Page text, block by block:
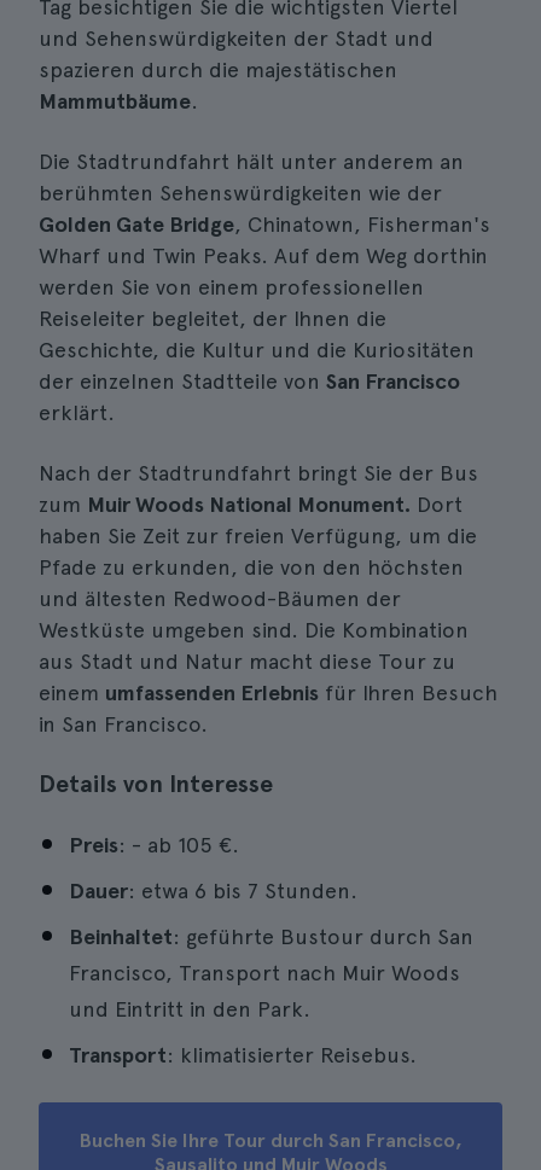
Tag besichtigen Sie die wichtigsten Viertel
und Sehenswürdigkeiten der Stadt und
spazieren durch die majestätischen
Mammutbäume.
Die Stadtrundfahrt hält unter anderem an
berühmten Sehenswürdigkeiten wie der
Golden Gate Bridge, Chinatown, Fisherman's
Wharf und Twin Peaks. Auf dem Weg dorthin
werden Sie von einem professionellen
Reiseleiter begleitet, der Ihnen die
Geschichte, die Kultur und die Kuriositäten
der einzelnen Stadtteile von San Francisco
erklärt.
Nach der Stadtrundfahrt bringt Sie der Bus
zum Muir Woods National Monument. Dort
haben Sie Zeit zur freien Verfügung, um die
Pfade zu erkunden, die von den höchsten
und ältesten Redwood-Bäumen der
Westküste umgeben sind. Die Kombination
aus Stadt und Natur macht diese Tour zu
einem umfassenden Erlebnis für Ihren Besuch
in San Francisco.
Details von Interesse
Preis: - ab 105 €.
Dauer: etwa 6 bis 7 Stunden.
Beinhaltet: geführte Bustour durch San
Francisco, Transport nach Muir Woods
und Eintritt in den Park.
Transport: klimatisierter Reisebus.
Buchen Sie Ihre Tour durch San Francisco,
Sausalito und Muir Woods